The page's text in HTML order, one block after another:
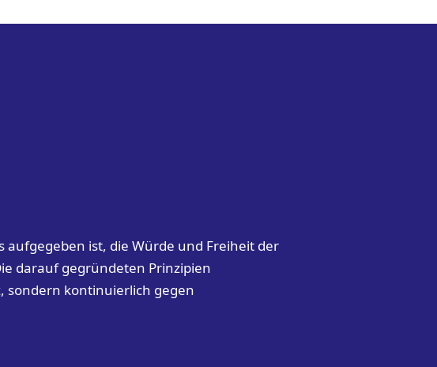
aufgegeben ist, die Würde und Freiheit der
darauf gegründeten Prinzipien
sondern kontinuierlich gegen